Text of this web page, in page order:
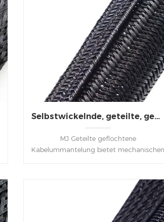
Selbstwickelnde, geteilte, geflochtene Kabelummantelung für die Automobilindustrie
MJ Geteilte geflochtene
Kabelummantelung bietet mechanischen
Schläuche, Rohre usw. Das halbstarre
geflochtene Design macht es zur
perfekten Wahl für Szenarien, in denen
eine einfache Installation oberste